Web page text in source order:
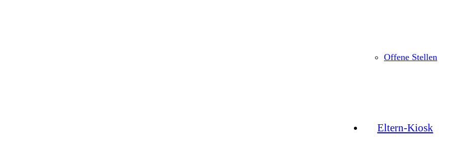
Offene Stellen
Eltern-Kiosk